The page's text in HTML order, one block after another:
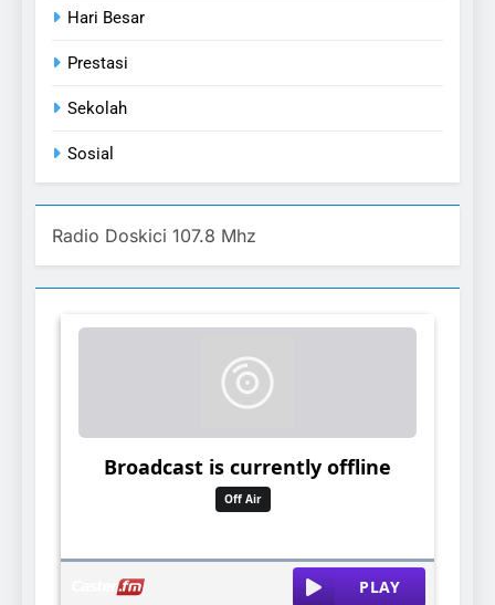
Hari Besar
Prestasi
Sekolah
Sosial
Radio Doskici 107.8 Mhz